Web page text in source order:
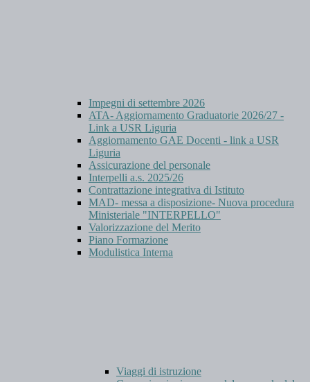
Impegni di settembre 2026
ATA- Aggiornamento Graduatorie 2026/27 -
Link a USR Liguria
Aggiornamento GAE Docenti - link a USR
Liguria
Assicurazione del personale
Interpelli a.s. 2025/26
Contrattazione integrativa di Istituto
MAD- messa a disposizione- Nuova procedura
Ministeriale "INTERPELLO"
Valorizzazione del Merito
Piano Formazione
Modulistica Interna
Viaggi di istruzione